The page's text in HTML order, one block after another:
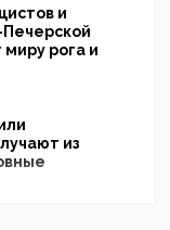
и
рога и
из